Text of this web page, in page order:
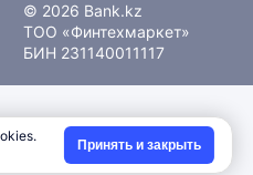
© 2026 Bank.kz
ТОО «Финтехмаркет»
БИН 231140011117
Принять и закрыть